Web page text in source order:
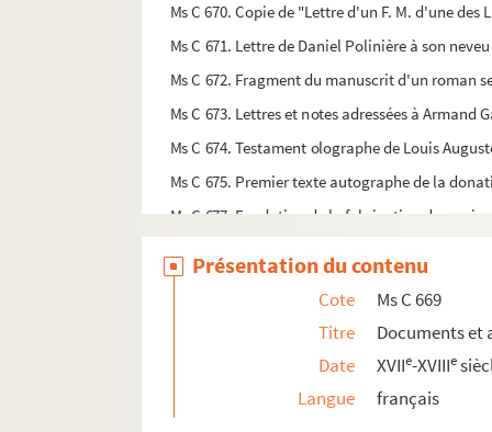
Ms C 670. Copie de "Lettre d'un F. M. d'une des
Ms C 671. Lettre de Daniel Polinière à son
Ms C 672. Fragment du manuscrit d'un roman
Ms C 673. Lettres et notes adressées à
Ms C 674. Testament olographe de Louis
Ms C 675. Premier texte autographe de la
Ms C 677. Fondation de la fabrication du
Ms C 679. Enseignement primaire à Vire en
Ms C 683. Inauguration des rues Emile
Présentation du contenu
Cote
Ms C 669
Titre
Documents et
Date
XVIIe-XVIIIe
Langue
français